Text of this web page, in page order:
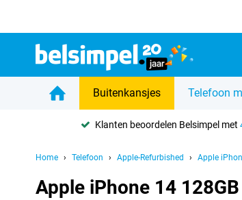
Buitenkansjes Telefoon
Klanten beoordelen Belsimpel met
Home Telefoon Apple-Refurbished Apple
Apple iPhone 14